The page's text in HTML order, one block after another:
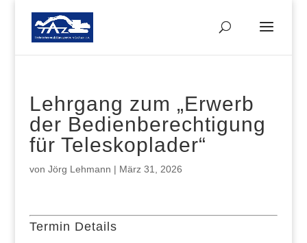
Lehrgang zum „Erwerb
der Bedienberechtigung
für Teleskoplader“
von Jörg Lehmann | März 31, 2026
Termin Details